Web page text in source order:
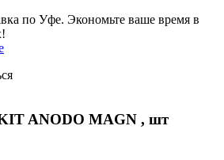
по Уфе. Экономьте ваше время в
ANODO MAGN , шт